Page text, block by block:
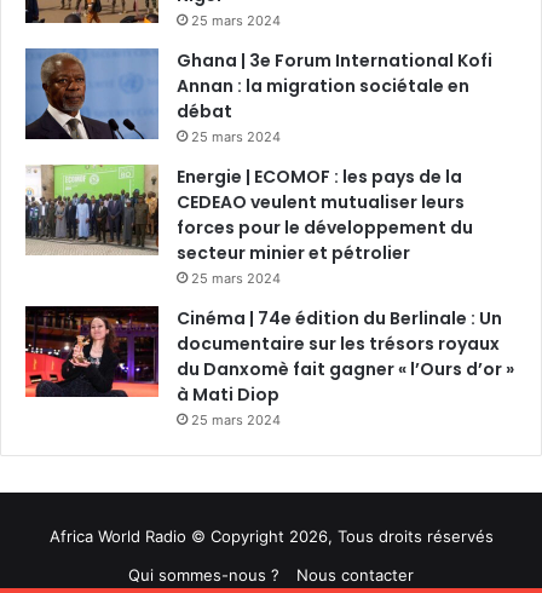
25 mars 2024
Ghana | 3e Forum International Kofi
Annan : la migration sociétale en
débat
25 mars 2024
Energie | ECOMOF : les pays de la
CEDEAO veulent mutualiser leurs
forces pour le développement du
secteur minier et pétrolier
25 mars 2024
Cinéma | 74e édition du Berlinale : Un
documentaire sur les trésors royaux
du Danxomè fait gagner « l’Ours d’or »
à Mati Diop
25 mars 2024
Africa World Radio © Copyright 2026, Tous droits réservés
Qui sommes-nous ?
Nous contacter